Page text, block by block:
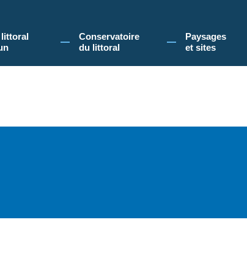
site du Conservatoire du littoral, vous acceptez l'utilisation de cookies
littoral
Conservatoire
du littoral
Paysages
et sites